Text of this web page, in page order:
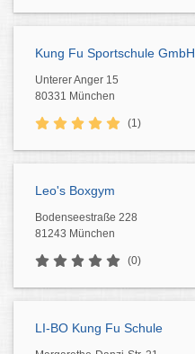
Kung Fu Sportschule GmbH
Unterer Anger 15
80331 München
(1)
Leo's Boxgym
Bodenseestraße 228
81243 München
(0)
LI-BO Kung Fu Schule